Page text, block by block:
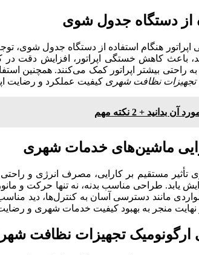
از دستگاه جدول‌ شوی
اپراتور هنگام استفاده از دستگاه جدول‌ شوی،
باعث کاهش خستگی اپراتور، افزایش دقت
راحتی بیشتر اپراتور کمک می‌کنند. همچنین
تجهیزات نظافت شهری کیفیت عملکرد و رضایت
+ 2 نکته مهم
ماشین‌های خدمات شهری
مستقیم بر کارایی، مصرف انرژی و
یابد. طراحی مناسب بدنه، نه تنها حرکت و
مانند دسترسی آسان به کنترل‌ها، دید
منجر به بهبود کیفیت خدمات شهری و
ارگونومیک تجهیزات نظافت